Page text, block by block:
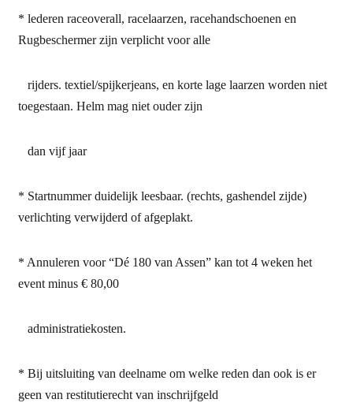
* lederen raceoverall, racelaarzen, racehandschoenen en
Rugbeschermer zijn verplicht voor alle
rijders. textiel/spijkerjeans, en korte lage laarzen worden niet
toegestaan. Helm mag niet ouder zijn
dan vijf jaar
* Startnummer duidelijk leesbaar. (rechts, gashendel zijde)
verlichting verwijderd of afgeplakt.
* Annuleren voor “Dé 180 van Assen” kan tot 4 weken het
event minus € 80,00
administratiekosten.
* Bij uitsluiting van deelname om welke reden dan ook is er
geen van restitutierecht van inschrijfgeld